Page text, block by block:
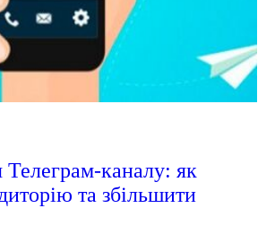
каналу: як
та збільшити